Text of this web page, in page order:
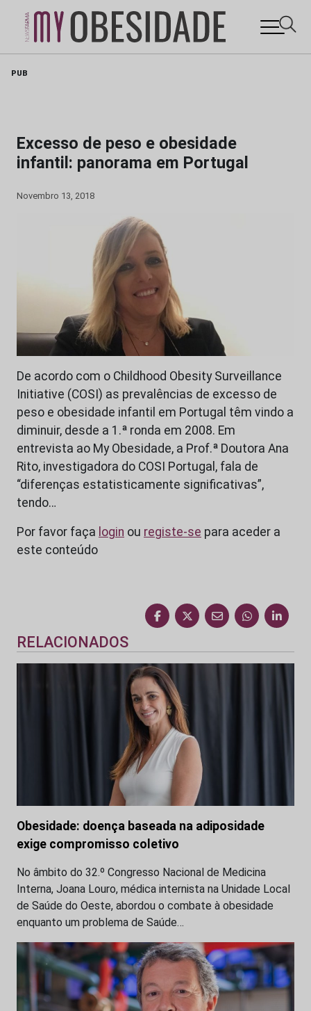
PUB
Excesso de peso e obesidade
infantil: panorama em Portugal
Novembro 13, 2018
De acordo com o Childhood Obesity Surveillance
Initiative (COSI) as prevalências de excesso de
peso e obesidade infantil em Portugal têm vindo a
diminuir, desde a 1.ª ronda em 2008. Em
entrevista ao My Obesidade, a Prof.ª Doutora Ana
Rito, investigadora do COSI Portugal, fala de
“diferenças estatisticamente significativas”,
tendo…
Por favor faça login ou registe-se para aceder a
este conteúdo
RELACIONADOS
Obesidade: doença baseada na adiposidade
exige compromisso coletivo
No âmbito do 32.º Congresso Nacional de Medicina
Interna, Joana Louro, médica internista na Unidade Local
de Saúde do Oeste, abordou o combate à obesidade
enquanto um problema de Saúde…